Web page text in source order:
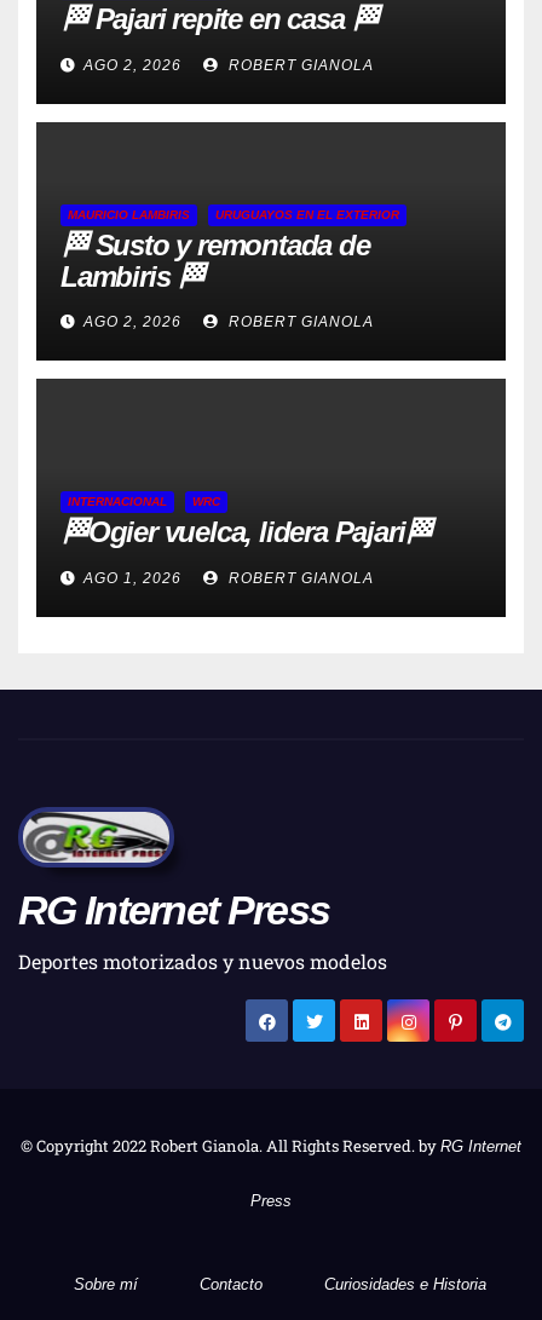
🏁 Pajari repite en casa 🏁
AGO 2, 2026 ROBERT GIANOLA
MAURICIO LAMBIRIS URUGUAYOS EN EL EXTERIOR
🏁 Susto y remontada de
Lambiris 🏁
AGO 2, 2026 ROBERT GIANOLA
INTERNACIONAL WRC
🏁Ogier vuelca, lidera Pajari🏁
AGO 1, 2026 ROBERT GIANOLA
RG Internet Press
Deportes motorizados y nuevos modelos
© Copyright 2022 Robert Gianola. All Rights Reserved. by RG Internet
Press
Sobre mí Contacto Curiosidades e Historia